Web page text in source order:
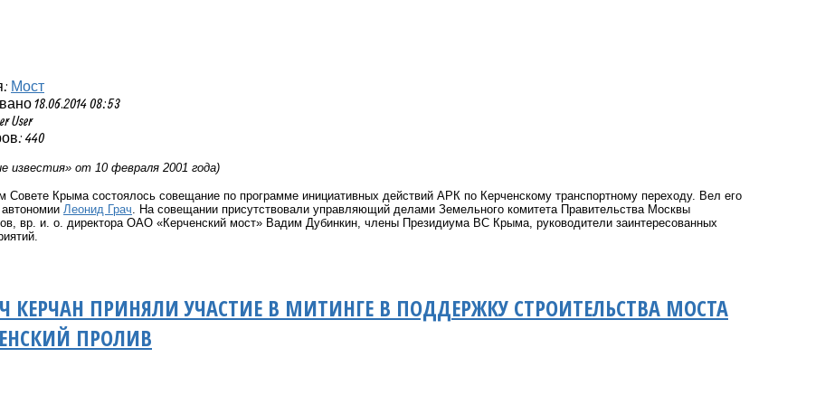
Мост
18.06.2014 08:53
User
440
известия» от 10 февраля 2001 года)
Совете Крыма состоялось совещание по программе инициативных действий АРК по Керченскому транспортному переходу. Вел его
Леонид Грач . На совещании присутствовали управляющий делами Земельного комитета Правительства Москвы
вр. и. о. директора ОАО «Керченский мост» Вадим Дубинкин, члены Президиума ВС Крыма, руководители заинтересованных
КЕРЧАН ПРИНЯЛИ УЧАСТИЕ В МИТИНГЕ В ПОДДЕРЖКУ СТРОИТЕЛЬСТВА МОСТА
ПРОЛИВ